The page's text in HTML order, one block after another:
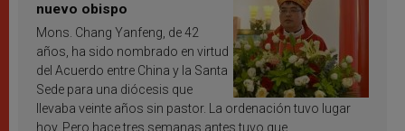
nuevo obispo
Mons. Chang Yanfeng, de 42
años, ha sido nombrado en virtud
del Acuerdo entre China y la Santa
Sede para una diócesis que
llevaba veinte años sin pastor. La ordenación tuvo lugar
hoy. Pero hace tres semanas antes tuvo que